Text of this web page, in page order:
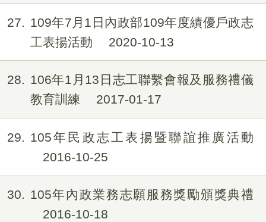
27
109年7月1日內政部109年度績優戶政志
工表揚活動
2020-10-13
28
106年1月13日志工聯繫會報及服務禮儀
教育訓練
2017-01-17
29
105年民政志工表揚暨聯誼推廣活動
2016-10-25
30
105年內政業務志願服務獎勵頒獎典禮
2016-10-18